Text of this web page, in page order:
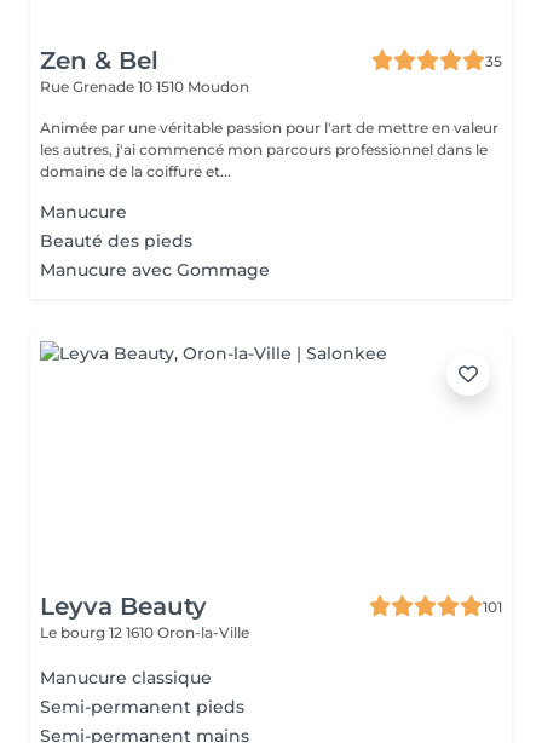
Zen & Bel
35
Rue Grenade 10 1510 Moudon
Animée par une véritable passion pour l'art de mettre en valeur
les autres, j'ai commencé mon parcours professionnel dans le
domaine de la coiffure et...
Manucure
Beauté des pieds
Manucure avec Gommage
Leyva Beauty
101
Le bourg 12 1610 Oron-la-Ville
Manucure classique
Semi-permanent pieds
Semi-permanent mains